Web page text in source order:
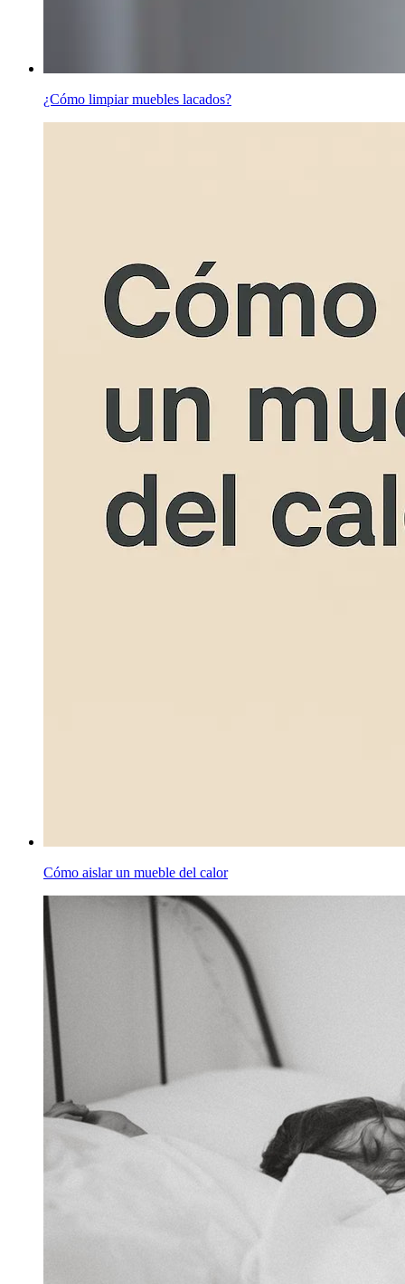
¿Cómo limpiar muebles lacados?
Cómo aislar un mueble del calor